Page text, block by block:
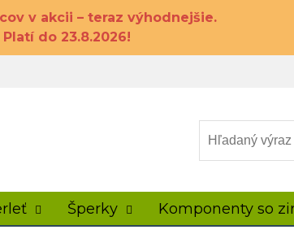
v akcii – teraz výhodnejšie.
Platí do 23.8.2026!
Šperky Komponenty so